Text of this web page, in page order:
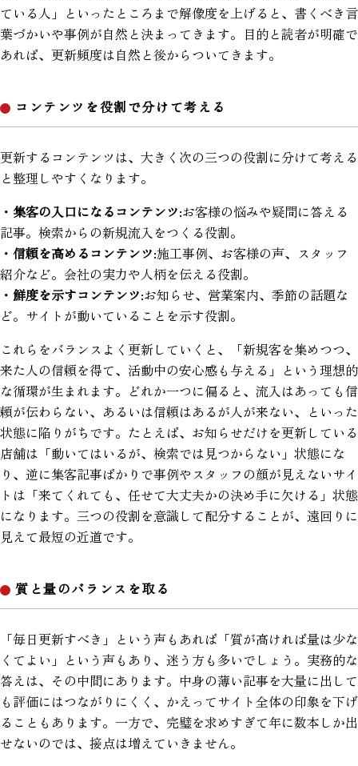
ている人」といったところまで解像度を上げると、書くべき言
葉づかいや事例が自然と決まってきます。目的と読者が明確で
あれば、更新頻度は自然と後からついてきます。
コンテンツを役割で分けて考える
更新するコンテンツは、大きく次の三つの役割に分けて考える
と整理しやすくなります。
・ 集客の入口になるコンテンツ:お客様の悩みや疑問に答える
記事。検索からの新規流入をつくる役割。
・ 信頼を高めるコンテンツ:施工事例、お客様の声、スタッフ
紹介など。会社の実力や人柄を伝える役割。
・ 鮮度を示すコンテンツ:お知らせ、営業案内、季節の話題な
ど。サイトが動いていることを示す役割。
これらをバランスよく更新していくと、「新規客を集めつつ、
来た人の信頼を得て、活動中の安心感も与える」という理想的
な循環が生まれます。どれか一つに偏ると、流入はあっても信
頼が伝わらない、あるいは信頼はあるが人が来ない、といった
状態に陥りがちです。たとえば、お知らせだけを更新している
店舗は「動いてはいるが、検索では見つからない」状態にな
り、逆に集客記事ばかりで事例やスタッフの顔が見えないサイ
トは「来てくれても、任せて大丈夫かの決め手に欠ける」状態
になります。三つの役割を意識して配分することが、遠回りに
見えて最短の近道です。
質と量のバランスを取る
「毎日更新すべき」という声もあれば「質が高ければ量は少な
くてよい」という声もあり、迷う方も多いでしょう。実務的な
答えは、その中間にあります。中身の薄い記事を大量に出して
も評価にはつながりにくく、かえってサイト全体の印象を下げ
ることもあります。一方で、完璧を求めすぎて年に数本しか出
せないのでは、接点は増えていきません。